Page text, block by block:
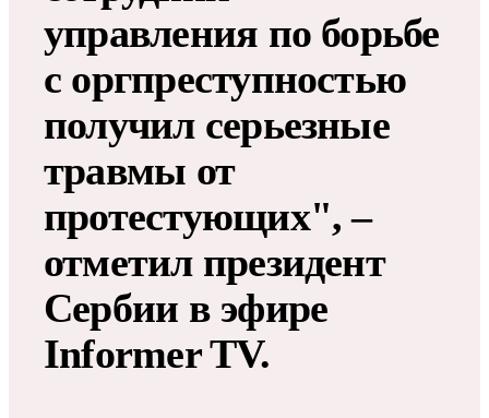
управления по борьбе
с оргпреступностью
получил серьезные
травмы от
протестующих", –
отметил президент
Сербии в эфире
Informer TV.